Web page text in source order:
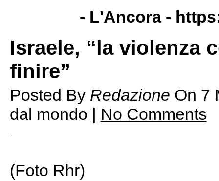
- L'Ancora -
Israele, “la violenza
finire”
Posted By Redazione On 7
dal mondo | No Comments
(Foto Rhr)